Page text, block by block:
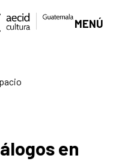
MENÚ
en